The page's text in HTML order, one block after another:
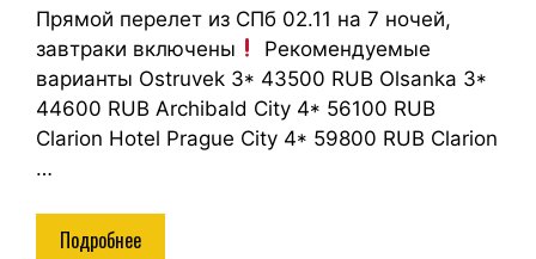
Прямой перелет из СПб 02.11 на 7 ночей,
завтраки включены
Рекомендуемые
варианты Ostruvek 3* 43500 RUB Olsanka 3*
44600 RUB Archibald City 4* 56100 RUB
Clarion Hotel Prague City 4* 59800 RUB Clarion
…
Подробнее